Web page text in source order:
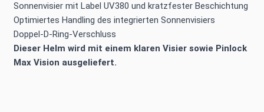
Sonnenvisier mit Label UV380 und kratzfester Beschichtung
Optimiertes Handling des integrierten Sonnenvisiers
Doppel-D-Ring-Verschluss
Dieser Helm wird mit einem klaren Visier sowie Pinlock
Max Vision ausgeliefert.